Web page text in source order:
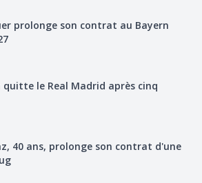
prolonge son contrat au Bayern
quitte le Real Madrid après cinq
40 ans, prolonge son contrat d'une